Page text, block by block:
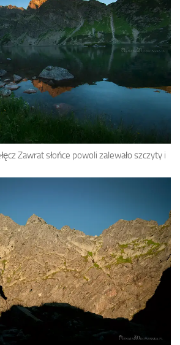
Zawrat słońce powoli zalewało szczyty i